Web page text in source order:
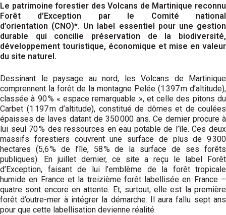
Le patrimoine forestier des Volcans de Martinique reconnu
Forêt d’Exception par le Comité national
d’orientation (CNO)*. Un label essentiel pour une gestion
durable qui concilie préservation de la biodiversité,
développement touristique, économique et mise en valeur
du site naturel.
Dessinant le paysage au nord, les Volcans de Martinique
comprennent la forêt de la montagne Pelée (1 397 m d’altitude),
classée à 90 % « espace remarquable », et celle des pitons du
Carbet (1 197 m d’altitude), constitué de dômes et de coulées
épaisses de laves datant de 350 000 ans. Ce dernier procure à
lui seul 70 % des ressources en eau potable de l’île. Ces deux
massifs forestiers couvrent une surface de plus de 9 300
hectares (5,6 % de l’île, 58 % de la surface de ses forêts
publiques). En juillet dernier, ce site a reçu le label Forêt
d’Exception, faisant de lui l’emblème de la forêt tropicale
humide en France et la treizième forêt labellisée en France –
quatre sont encore en attente. Et, surtout, elle est la première
forêt d’outre-mer à intégrer la démarche. Il aura fallu sept ans
pour que cette labellisation devienne réalité.